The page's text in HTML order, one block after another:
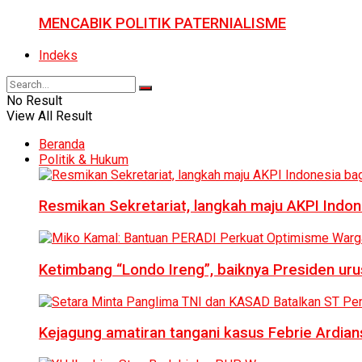
MENCABIK POLITIK PATERNIALISME
Indeks
No Result
View All Result
Beranda
Politik & Hukum
Resmikan Sekretariat, langkah maju AKPI
Ketimbang “Londo Ireng”, baiknya Presiden
Kejagung amatiran tangani kasus Febrie